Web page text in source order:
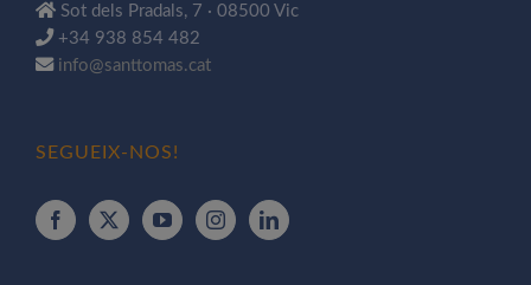
Sot dels Pradals, 7 · 08500 Vic
+34 938 854 482
info@santtomas.cat
SEGUEIX-NOS!